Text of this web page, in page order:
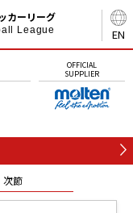
EN
カーリーグ
League
OFFICIAL
SUPPLIER
次節